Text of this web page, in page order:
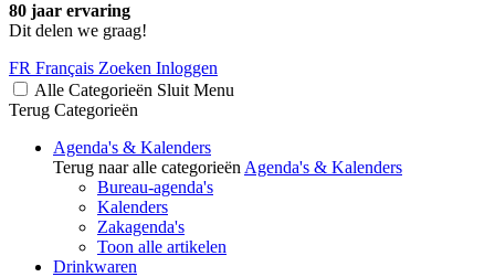
80 jaar ervaring
Dit delen we graag!
FR Français Zoeken Inloggen
Alle Categorieën Sluit Menu
Terug Categorieën
Agenda's & Kalenders
Terug naar alle categorieën Agenda's & Kalenders
Bureau-agenda's
Kalenders
Zakagenda's
Toon alle artikelen
Drinkwaren